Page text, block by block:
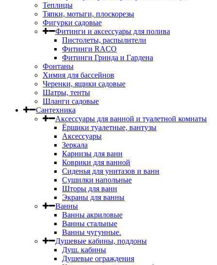
Теплицы
Тяпки, мотыги, плоскорезы
Фигурки садовые
Фитинги и аксессуары для полива
Пистолеты, распылители
Фитинги RACO
Фитинги Гринда и Гардена
Фонтаны
Химия для бассейнов
Черенки, ящики садовые
Шатры, тенты
Шланги садовые
Сантехника
Аксессуары для ванной и туалетной комнаты
Ёршики туалетные, вантузы
Аксессуары
Зеркала
Карнизы для ванн
Коврики для ванной
Сиденья для унитазов и ванн
Сушилки напольные
Шторы для ванн
Экраны для ванны
Ванны
Ванны акриловые
Ванны стальные
Ванны чугунные.
Душевые кабины, поддоны
Душ. кабины
Душевые ограждения